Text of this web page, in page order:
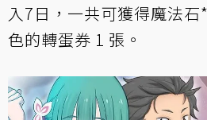
入7日，一共可獲得魔法
色的轉蛋券 1 張。